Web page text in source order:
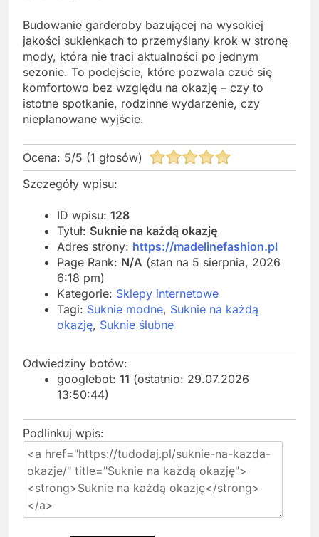
Budowanie garderoby bazującej na wysokiej
jakości sukienkach to przemyślany krok w stronę
mody, która nie traci aktualności po jednym
sezonie. To podejście, które pozwala czuć się
komfortowo bez względu na okazję – czy to
istotne spotkanie, rodzinne wydarzenie, czy
nieplanowane wyjście.
Ocena: 5/5 (1 głosów)
Szczegóły wpisu:
ID wpisu: 128
Tytuł: Suknie na każdą okazję
Adres strony: https://madelinefashion.pl
Page Rank: N/A (stan na 5 sierpnia, 2026
6:18 pm)
Kategorie: Sklepy internetowe
Tagi: Suknie modne, Suknie na każdą
okazję, Suknie ślubne
Odwiedziny botów:
googlebot: 11 (ostatnio: 29.07.2026
13:50:44)
Podlinkuj wpis: